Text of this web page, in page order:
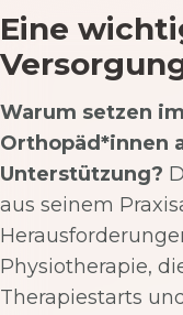
Eine
Warum setzen
Orthopäd*innen
Unterstützung?
aus seinem
Physiotherapie,
Therapiestarts